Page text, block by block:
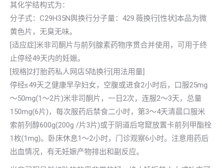
其化学结构式为：
分子式：C29H35N舆换行分子量：429.薇换行[性状]本品为微
黄色片，无臭无味。
[适应症]米非司酮片与前列腺素药物序贯合并使用，可用于终
止停经49天内的妊娠。
[规格]2打胎药私人网店5陆换行[用法用量]
停经≤49天之健康早孕妇女，空腹或进食2小时后，口服25mg
～50mg(1～2片)米非司酮片，一日2次，连服2～3天，总量
150mg(6片)，每次服药后禁食二小时，第3～4天清晨口服米
索前列醇600g(200g /片3片)或于阴道后穹窟放置卡前列甲酯栓
1枚(1mg)。卧床休息1～2小时，门诊观察6小时。注意用药后
出血情况，有无妊娠产物排出和副反应。